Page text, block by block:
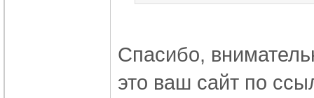
Спасибо,
это ваш сайт по